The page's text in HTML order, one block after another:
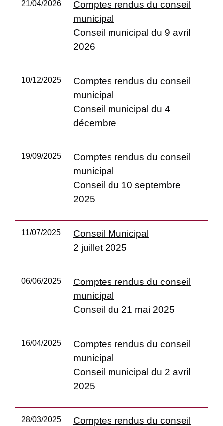
21/04/2026
Comptes rendus du conseil
municipal
Conseil municipal du 9 avril
2026
10/12/2025
Comptes rendus du conseil
municipal
Conseil municipal du 4
décembre
19/09/2025
Comptes rendus du conseil
municipal
Conseil du 10 septembre
2025
11/07/2025
Conseil Municipal
2 juillet 2025
06/06/2025
Comptes rendus du conseil
municipal
Conseil du 21 mai 2025
16/04/2025
Comptes rendus du conseil
municipal
Conseil municipal du 2 avril
2025
28/03/2025
Comptes rendus du conseil